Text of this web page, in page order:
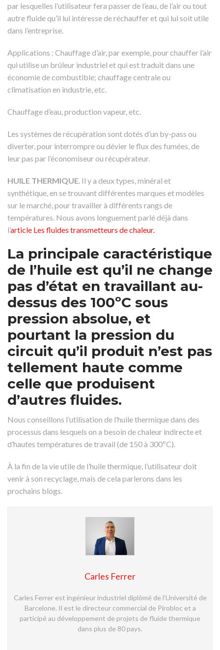
par lesquelles l’utilisateur fera passer de l’eau, de l’air ou tout
autre fluide qu’il lui intéresse de réchauffer et qui lui soit utile
dans l’entreprise.
Applications : Chauffage d’air, par exemple, pour chauffer l’air
qui utilise un brûleur industriel et qui est traduit dans une
économie de combustible; chauffage centrale ou
climatisation en industrie, etc.
Chauffage d’eau, production vapeur, etc.
Les systèmes de récupération sont dotés d’un by-pass ou
diverter, pour interrompre ou dévier le flux des fumées, de
leur pas par l’économiseur ou récupérateur.
HUILE THERMIQUE. Il y a deux types, minéral et
synthétique, en se trouvant différentes marques et modèles
sur le marché, pour travailler à différents rangs de
températures. Nous avons longuement parlé déjà dans
l’article Les fluides transmetteurs de chaleur.
La principale caractéristique
de l’huile est qu’il ne change
pas d’état en travaillant au-
dessus des 100ºC sous
pression absolue, et
pourtant la pression du
circuit qu’il produit n’est pas
tellement haute comme
celle que produisent
d’autres fluides.
Nous conseillons l’utilisation de l’huile thermique dans des
processus dans lesquels on a besoin de chaleur indirecte et
d’hautes températures de travail (de 150 à 300ºC).
À la fin de la vie utile de l’huile thermique, l’utilisateur doit
venir à son recyclage, mais de cela parlerons dans les
prochains blogs.
Carles Ferrer
Carles Ferrer est ingénieur industriel diplômé de l’Université de
Barcelone. Il est le directeur commercial de Pirobloc et a
participé au développement de projets de fluide thermique
dans plus de 80 pays.